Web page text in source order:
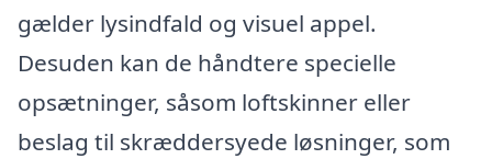
gælder lysindfald og visuel appel.
Desuden kan de håndtere specielle
opsætninger, såsom loftskinner eller
beslag til skræddersyede løsninger, som